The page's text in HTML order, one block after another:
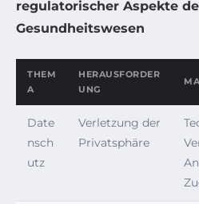
regulatorischer Aspekte
Gesundheitswesen
THEM
A
HERAUSFORDER
UNG
Date
nsch
utz
Verletzung der
Privatsphäre